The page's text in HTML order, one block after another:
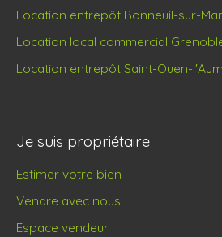
Location entrepôt Bonneuil-sur-
Location local commercial
Location entrepôt Saint-Ouen-
Je suis propriétaire
Estimer votre bien
Vendre avec nous
Espace vendeur